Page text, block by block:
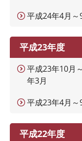
平成24年4月～
平成23年度
平成23年10月
年3月
平成23年4月～
平成22年度